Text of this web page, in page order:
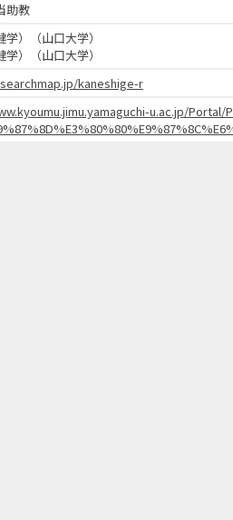
助教
）（山口大学）
）（山口大学）
kaneshige-r
u.ac.jp/Portal/